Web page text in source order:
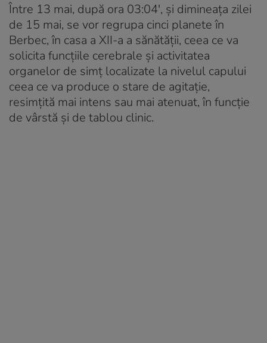
Între 13 mai, după ora 03:04′, și dimineața zilei
de 15 mai, se vor regrupa cinci planete în
Berbec, în casa a XII-a a sănătății, ceea ce va
solicita funcțiile cerebrale și activitatea
organelor de simț localizate la nivelul capului
ceea ce va produce o stare de agitație,
resimțită mai intens sau mai atenuat, în funcție
de vârstă și de tablou clinic.